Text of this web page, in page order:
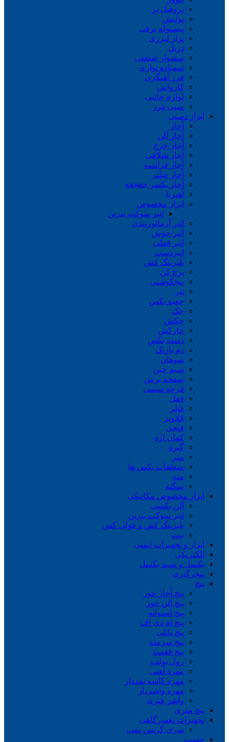
پروفیل بر
پولیش
پیستوله برقی
تراز لیزری
دریل
سشوار صنعتی
سمباده نواری
فرز آهنگری
کارواش
لوازم جانبی
مینی فرز
ابزار دستی
آچار
آچار آلن
آچار چرخ
آچار شلاقی
آچار فرانسه
آچار فیلتر
آچار یکسر جغجغه
آهنربا
ابزار مخصوص
انبر سوکت بنزین
انبر آرماتوربندی
انبر جوش
انبر قفلی
انبردست
بلبرینگ کش
پرچ کن
پیچگوشتی
تبر
جعبه بکس
جک
چکش
خارکش
دسته بکس
دم باریک
سوهان
سیم چین
صفحه برش
فرچه سیمی
ففل
فیلر
قلاویز
قیچی
کمان اره
گیره
متر
متعلقات بکس ها
مته
منگنه
ابزار مخصوص مکانیکی
آلن بکسی
انبر سوکت بنزین
بلبرینگ کش و فولی کش
بیت
ابزار و تجهیزات ایمنی
الکتریکی
بکسل و سیم بکسل
پنچرگیری
پیچ
پیچ آچار خور
پیچ آلن خور
پیچ استوانه
پیچ ام دی اف
پیچ پانلی
پیچ سرمته
پیچ قفسه
رول بولت
مهره آهنی
مهره کاسه نمددار
مهره واشردار
واشر فنری
پیچ متری
تجهیزات تعمیرگاهی
سری گریس پمپ
چسب